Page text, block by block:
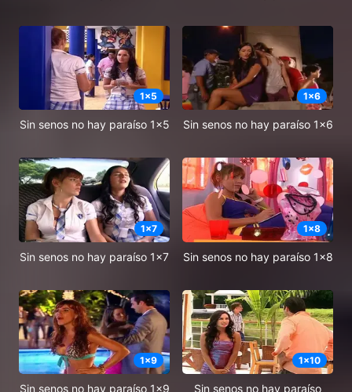
1x5
Sin senos no hay paraíso 1x5
1x6
Sin senos no hay paraíso 1x6
1x7
Sin senos no hay paraíso 1x7
1x8
Sin senos no hay paraíso 1x8
1x9
Sin senos no hay paraíso 1x9
1x10
Sin senos no hay paraíso